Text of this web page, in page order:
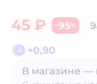
45 ₽ −95%
+0,90
В магазине —